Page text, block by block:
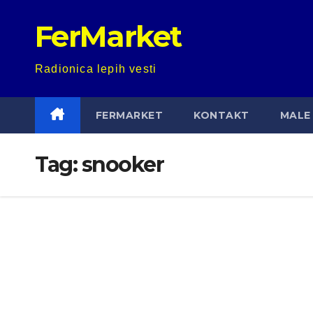
FerMarket
Radionica lepih vesti
FERMARKET KONTAKT MALE
Tag:snooker